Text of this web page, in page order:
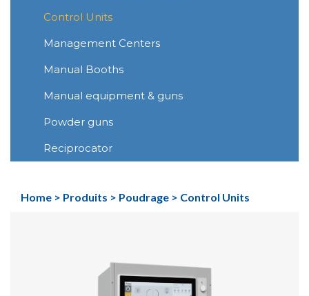
Home > Produits > Poudrage > Control Units
Control Units
Management Centers
Manual Booths
Manual equipment & guns
Powder guns
Reciprocator